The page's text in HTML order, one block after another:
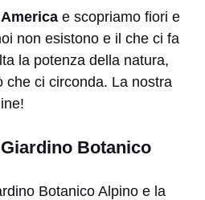
America e scopriamo fiori e
non esistono e il che ci fa
la potenza della natura,
che ci circonda. La nostra
Botanico
Botanico Alpino e la